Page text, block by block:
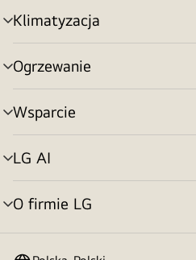
Klimatyzacja
Przełącznik
menu
Ogrzewanie
Przełącznik
menu
Wsparcie
Przełącznik
menu
LG AI
Przełącznik
menu
O firmie LG
Przełącznik